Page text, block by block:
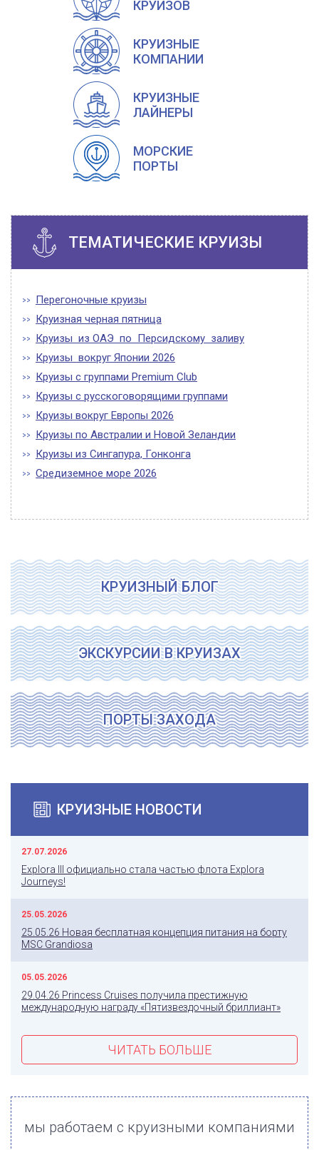
КРУИЗОВ
КРУИЗНЫЕ
КОМПАНИИ
КРУИЗНЫЕ
ЛАЙНЕРЫ
МОРСКИЕ
ПОРТЫ
ТЕМАТИЧЕСКИЕ КРУИЗЫ
Перегоночные круизы
Круизная черная пятница
Круизы из ОАЭ по Персидскому заливу
Круизы вокруг Японии 2026
Круизы с группами Premium Club
Круизы с русскоговорящими группами
Круизы вокруг Европы 2026
Круизы по Австралии и Новой Зеландии
Круизы из Сингапура, Гонконга
Средиземное море 2026
КРУИЗНЫЙ БЛОГ
ЭКСКУРСИИ В КРУИЗАХ
ПОРТЫ ЗАХОДА
КРУИЗНЫЕ НОВОСТИ
27.07.2026
Explora III официально стала частью флота Explora
Journeys!
25.05.2026
25.05.26 Новая бесплатная концепция питания на борту
MSC Grandiosa
05.05.2026
29.04.26 Princess Cruises получила престижную
международную награду «Пятизвездочный бриллиант»
ЧИТАТЬ БОЛЬШЕ
мы работаем с круизными компаниями